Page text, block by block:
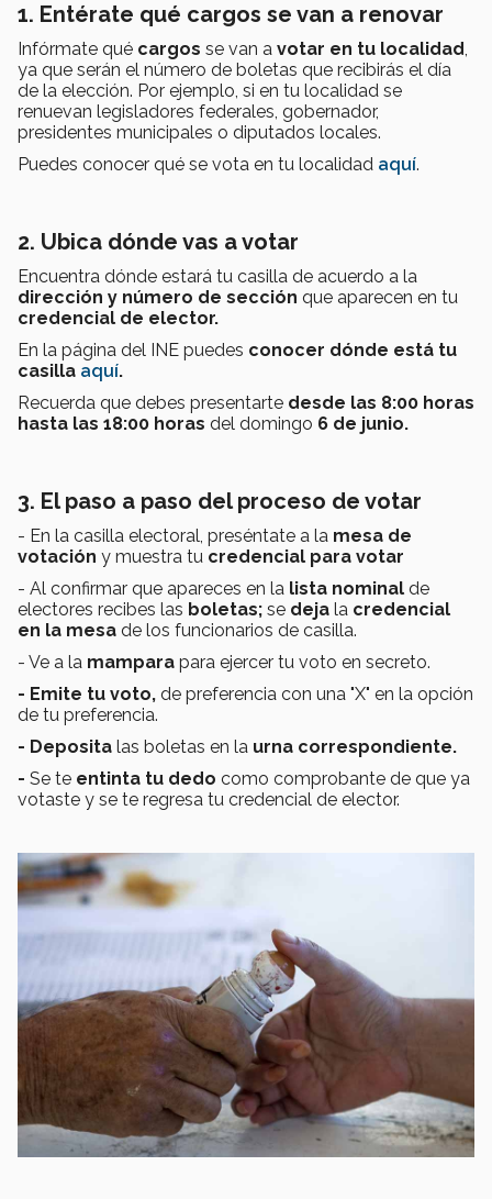
1. Entérate qué cargos se van a renovar
Infórmate qué cargos se van a votar en tu localidad,
ya que serán el número de boletas que recibirás el día
de la elección. Por ejemplo, si en tu localidad se
renuevan legisladores federales, gobernador,
presidentes municipales o diputados locales.
Puedes conocer qué se vota en tu localidad aquí.
2. Ubica dónde vas a votar
Encuentra dónde estará tu casilla de acuerdo a la
dirección y número de sección que aparecen en tu
credencial de elector.
En la página del INE puedes conocer dónde está tu
casilla aquí.
Recuerda que debes presentarte desde las 8:00 horas
hasta las 18:00 horas del domingo 6 de junio.
3. El paso a paso del proceso de votar
- En la casilla electoral, preséntate a la mesa de
votación y muestra tu credencial para votar
- Al confirmar que apareces en la lista nominal de
electores recibes las boletas; se deja la credencial
en la mesa de los funcionarios de casilla.
- Ve a la mampara para ejercer tu voto en secreto.
- Emite tu voto, de preferencia con una "X" en la opción
de tu preferencia.
- Deposita las boletas en la urna correspondiente.
- Se te entinta tu dedo como comprobante de que ya
votaste y se te regresa tu credencial de elector.